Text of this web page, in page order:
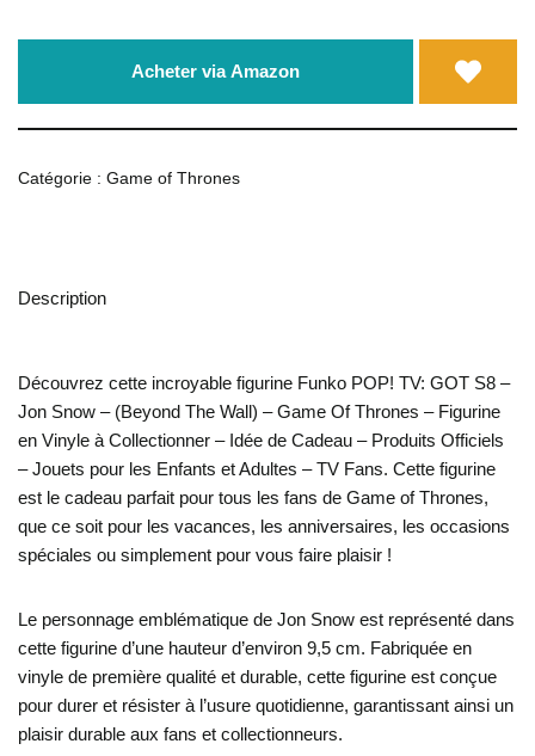
Acheter via Amazon
Catégorie : Game of Thrones
Description
Découvrez cette incroyable figurine Funko POP! TV: GOT S8 –
Jon Snow – (Beyond The Wall) – Game Of Thrones – Figurine
en Vinyle à Collectionner – Idée de Cadeau – Produits Officiels
– Jouets pour les Enfants et Adultes – TV Fans. Cette figurine
est le cadeau parfait pour tous les fans de Game of Thrones,
que ce soit pour les vacances, les anniversaires, les occasions
spéciales ou simplement pour vous faire plaisir !
Le personnage emblématique de Jon Snow est représenté dans
cette figurine d’une hauteur d’environ 9,5 cm. Fabriquée en
vinyle de première qualité et durable, cette figurine est conçue
pour durer et résister à l’usure quotidienne, garantissant ainsi un
plaisir durable aux fans et collectionneurs.